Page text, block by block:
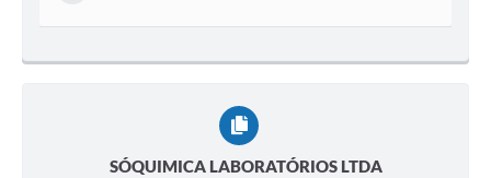
SÓQUIMICA LABORATÓRIOS LTDA